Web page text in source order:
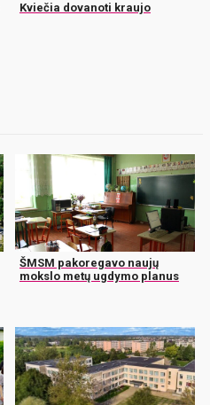
Kviečia dovanoti kraujo
ŠMSM pakoregavo naujų
mokslo metų ugdymo planus